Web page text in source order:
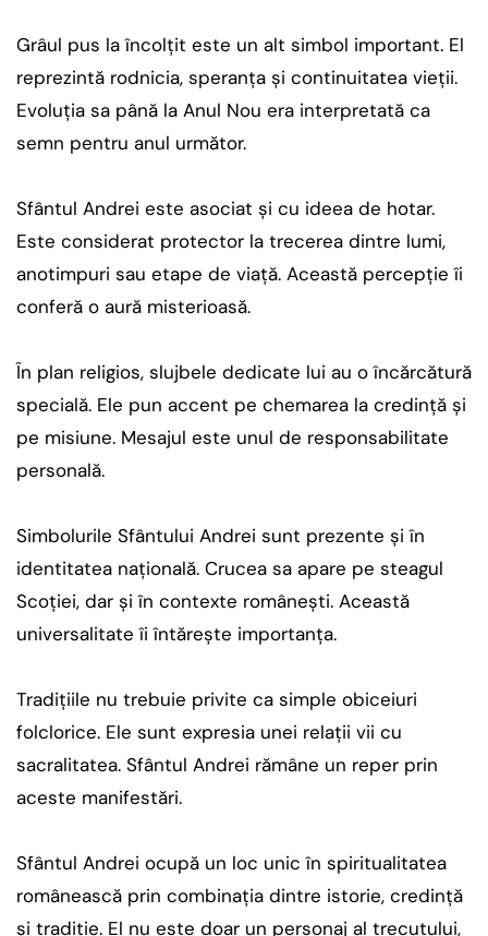
Grâul pus la încolțit este un alt simbol important. El
reprezintă rodnicia, speranța și continuitatea vieții.
Evoluția sa până la Anul Nou era interpretată ca
semn pentru anul următor.
Sfântul Andrei este asociat și cu ideea de hotar.
Este considerat protector la trecerea dintre lumi,
anotimpuri sau etape de viață. Această percepție îi
conferă o aură misterioasă.
În plan religios, slujbele dedicate lui au o încărcătură
specială. Ele pun accent pe chemarea la credință și
pe misiune. Mesajul este unul de responsabilitate
personală.
Simbolurile Sfântului Andrei sunt prezente și în
identitatea națională. Crucea sa apare pe steagul
Scoției, dar și în contexte românești. Această
universalitate îi întărește importanța.
Tradițiile nu trebuie privite ca simple obiceiuri
folclorice. Ele sunt expresia unei relații vii cu
sacralitatea. Sfântul Andrei rămâne un reper prin
aceste manifestări.
Sfântul Andrei ocupă un loc unic în spiritualitatea
românească prin combinația dintre istorie, credință
și tradiție. El nu este doar un personaj al trecutului,